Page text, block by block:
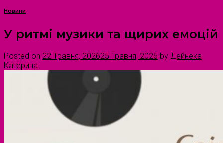
Новини
У ритмі музики та щирих емоцій
Posted on 22 Травня, 202625 Травня, 2026 by Дейнека
Катерина